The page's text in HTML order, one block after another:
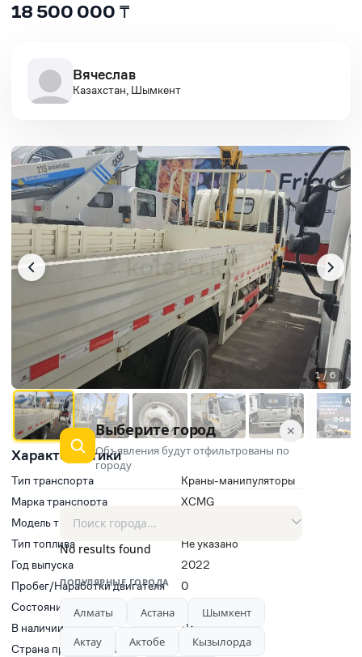
18 500 000 ₸
Вячеслав
Казахстан, Шымкент
Характеристики
Тип транспорта
Краны-манипуляторы
Марка транспорта
XCMG
Модель транспорта
Тип топлива
Не указано
Год выпуска
2022
Пробег/Наработки двигателя
0
Состояние
В наличии
Да
Страна производитель
Китай
1 / 6
AD
✕
Выберите город
Объявления будут отфильтрованы по
городу
No results found
ПОПУЛЯРНЫЕ ГОРОДА
Алматы Астана
Шымкент
Актау
Актобе
Кызылорда